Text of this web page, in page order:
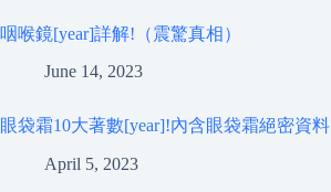
咽喉鏡[year]詳解!（震驚真相）
June 14, 2023
眼袋霜10大著數[year]!內含眼袋霜絕密資料
April 5, 2023